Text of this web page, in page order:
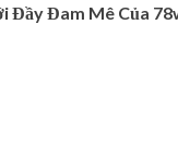
Đầy Đam Mê Của